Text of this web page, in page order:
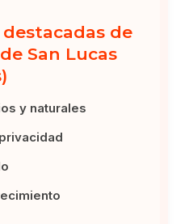
de
San Lucas
y naturales